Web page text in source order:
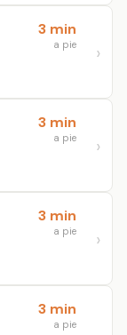
3 min
a pie
3 min
a pie
3 min
a pie
3 min
a pie